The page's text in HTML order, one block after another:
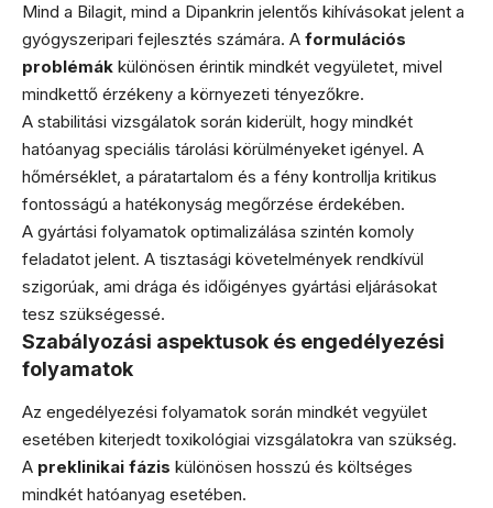
Mind a Bilagit, mind a Dipankrin jelentős kihívásokat jelent a
gyógyszeripari fejlesztés számára. A formulációs
problémák különösen érintik mindkét vegyületet, mivel
mindkettő érzékeny a környezeti tényezőkre.
A stabilitási vizsgálatok során kiderült, hogy mindkét
hatóanyag speciális tárolási körülményeket igényel. A
hőmérséklet, a páratartalom és a fény kontrollja kritikus
fontosságú a hatékonyság megőrzése érdekében.
A gyártási folyamatok optimalizálása szintén komoly
feladatot jelent. A tisztasági követelmények rendkívül
szigorúak, ami drága és időigényes gyártási eljárásokat
tesz szükségessé.
Szabályozási aspektusok és engedélyezési
folyamatok
Az engedélyezési folyamatok során mindkét vegyület
esetében kiterjedt toxikológiai vizsgálatokra van szükség.
A preklinikai fázis különösen hosszú és költséges
mindkét hatóanyag esetében.